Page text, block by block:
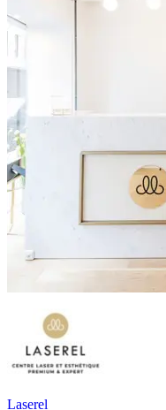
Laserel